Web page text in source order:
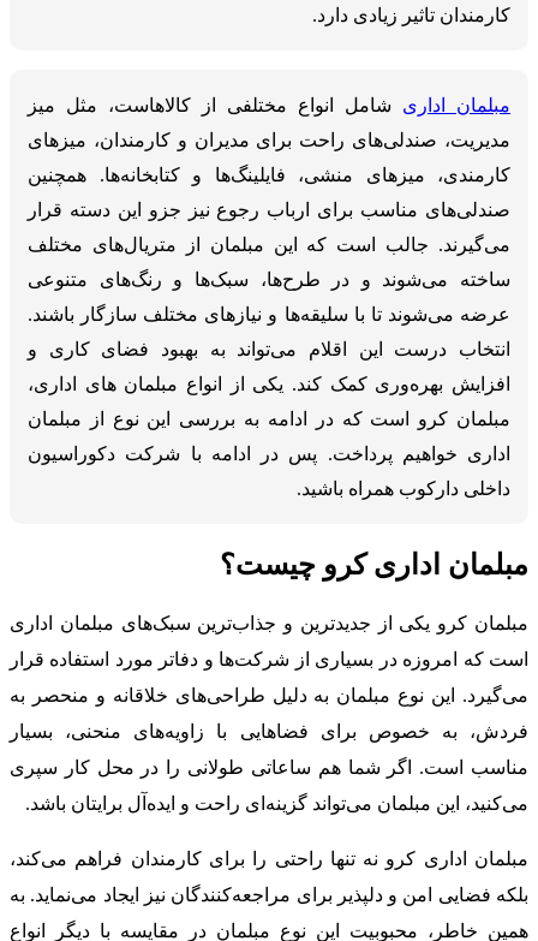
کارمندان تاثیر زیادی دارد.
مبلمان اداری شامل انواع مختلفی از کالاهاست، مثل میز
مدیریت، صندلی‌های راحت برای مدیران و کارمندان، میزهای
کارمندی، میزهای منشی، فایلینگ‌ها و کتابخانه‌ها. همچنین
صندلی‌های مناسب برای ارباب رجوع نیز جزو این دسته قرار
می‌گیرند. جالب است که این مبلمان از متریال‌های مختلف
ساخته می‌شوند و در طرح‌ها، سبک‌ها و رنگ‌های متنوعی
عرضه می‌شوند تا با سلیقه‌ها و نیازهای مختلف سازگار باشند.
انتخاب درست این اقلام می‌تواند به بهبود فضای کاری و
افزایش بهره‌وری کمک کند. یکی از انواع مبلمان‌ های اداری،
مبلمان کرو است که در ادامه به بررسی این نوع از مبلمان
اداری خواهیم پرداخت. پس در ادامه با شرکت دکوراسیون
داخلی دارکوب همراه باشید.
مبلمان اداری کرو چیست؟
مبلمان کرو یکی از جدیدترین و جذاب‌ترین سبک‌های مبلمان اداری
است که امروزه در بسیاری از شرکت‌ها و دفاتر مورد استفاده قرار
می‌گیرد. این نوع مبلمان به دلیل طراحی‌های خلاقانه و منحصر به
فردش، به خصوص برای فضاهایی با زاویه‌های منحنی، بسیار
مناسب است. اگر شما هم ساعاتی طولانی را در محل کار سپری
می‌کنید، این مبلمان می‌تواند گزینه‌ای راحت و ایده‌آل برایتان باشد.
مبلمان اداری کرو نه تنها راحتی را برای کارمندان فراهم می‌کند،
بلکه فضایی امن و دلپذیر برای مراجعه‌کنندگان نیز ایجاد می‌نماید. به
همین خاطر، محبوبیت این نوع مبلمان در مقایسه با دیگر انواع